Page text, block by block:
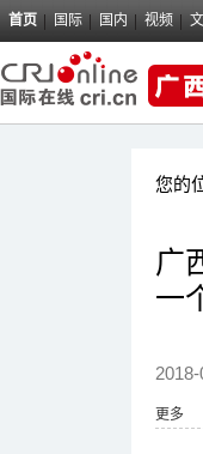
首页 国际 国内 视频
您的
广
一
更多